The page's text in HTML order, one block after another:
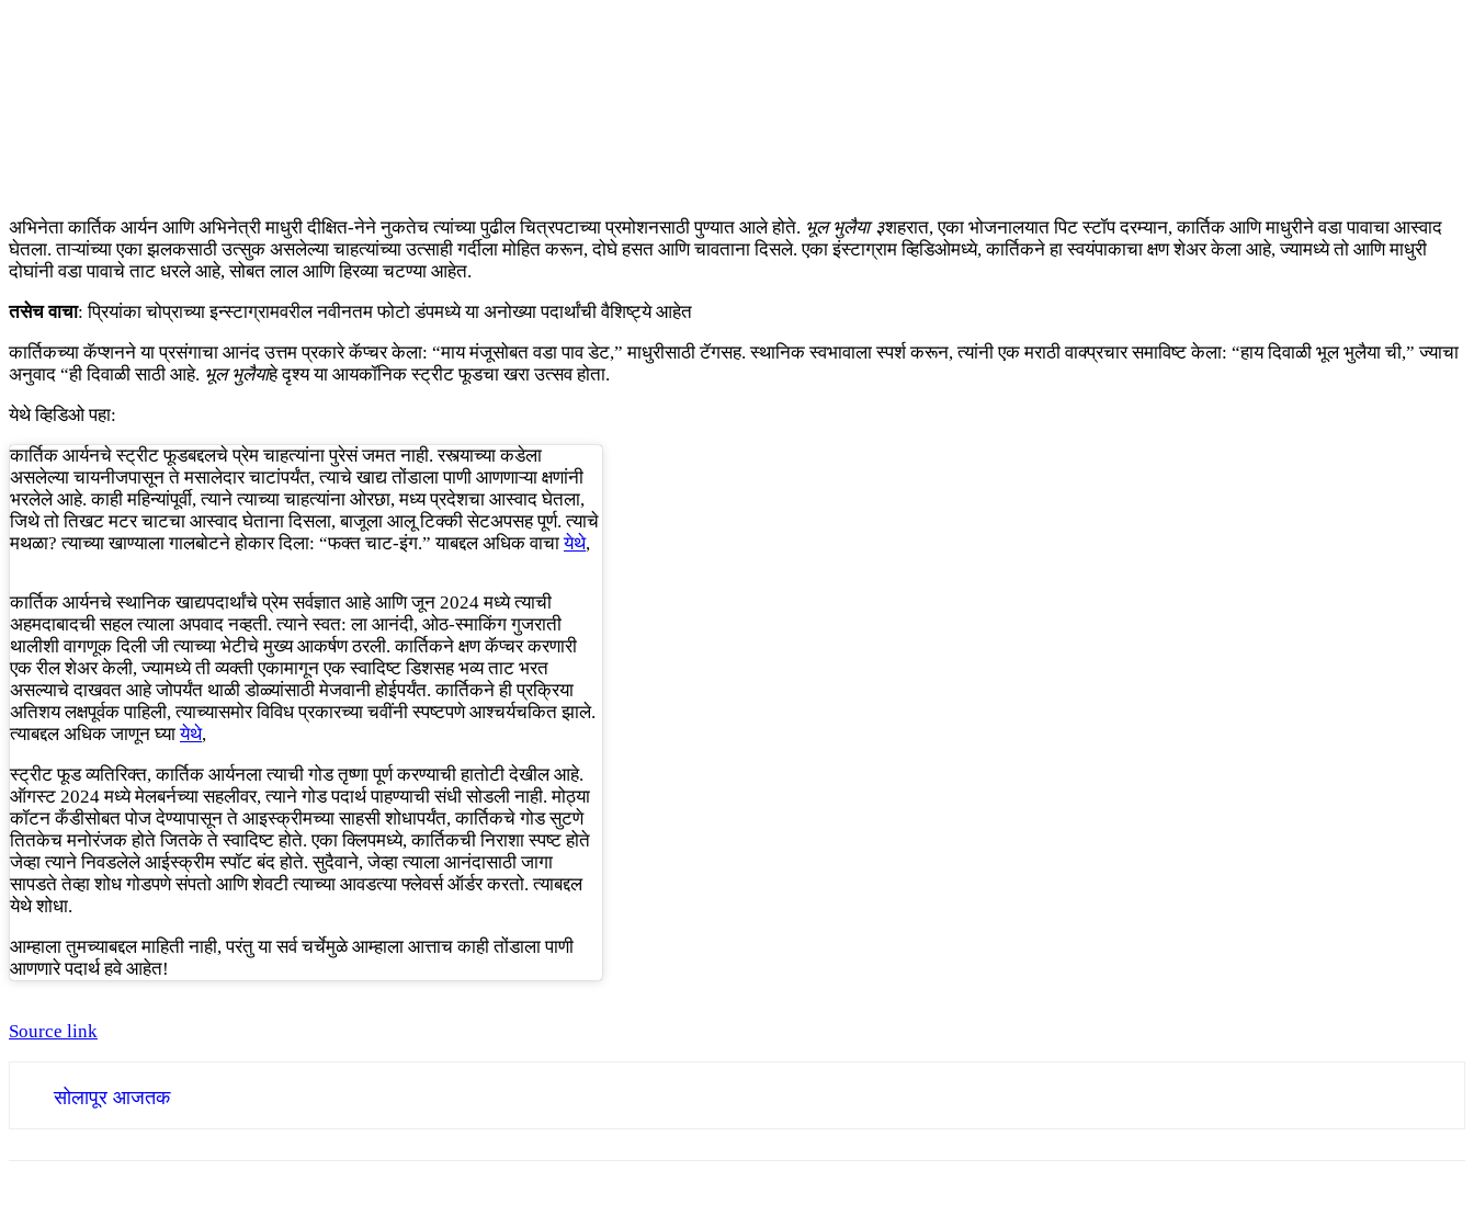
अभिनेता कार्तिक आर्यन आणि अभिनेत्री माधुरी दीक्षित-नेने नुकतेच त्यांच्या पुढील चित्रपटाच्या प्रमोशनसाठी पुण्यात आले होते. भूल भुलैया ३शहरात, एका भोजनालयात पिट स्टॉप दरम्यान, कार्तिक आणि माधुरीने वडा पावाचा आस्वाद
घेतला. ताऱ्यांच्या एका झलकसाठी उत्सुक असलेल्या चाहत्यांच्या उत्साही गर्दीला मोहित करून, दोघे हसत आणि चावताना दिसले. एका इंस्टाग्राम व्हिडिओमध्ये, कार्तिकने हा स्वयंपाकाचा क्षण शेअर केला आहे, ज्यामध्ये तो आणि माधुरी
दोघांनी वडा पावाचे ताट धरले आहे, सोबत लाल आणि हिरव्या चटण्या आहेत.
तसेच वाचा: प्रियांका चोप्राच्या इन्स्टाग्रामवरील नवीनतम फोटो डंपमध्ये या अनोख्या पदार्थांची वैशिष्ट्ये आहेत
कार्तिकच्या कॅप्शनने या प्रसंगाचा आनंद उत्तम प्रकारे कॅप्चर केला: “माय मंजूसोबत वडा पाव डेट,” माधुरीसाठी टॅगसह. स्थानिक स्वभावाला स्पर्श करून, त्यांनी एक मराठी वाक्प्रचार समाविष्ट केला: “हाय दिवाळी भूल भुलैया ची,” ज्याचा
अनुवाद “ही दिवाळी साठी आहे. भूल भुलैयाहे दृश्य या आयकॉनिक स्ट्रीट फूडचा खरा उत्सव होता.
येथे व्हिडिओ पहा:
कार्तिक आर्यनचे स्ट्रीट फूडबद्दलचे प्रेम चाहत्यांना पुरेसं जमत नाही. रस्त्याच्या कडेला
असलेल्या चायनीजपासून ते मसालेदार चाटांपर्यंत, त्याचे खाद्य तोंडाला पाणी आणणाऱ्या क्षणांनी
भरलेले आहे. काही महिन्यांपूर्वी, त्याने त्याच्या चाहत्यांना ओरछा, मध्य प्रदेशचा आस्वाद घेतला,
जिथे तो तिखट मटर चाटचा आस्वाद घेताना दिसला, बाजूला आलू टिक्की सेटअपसह पूर्ण. त्याचे
मथळा? त्याच्या खाण्याला गालबोटने होकार दिला: “फक्त चाट-इंग.” याबद्दल अधिक वाचायेथे,
कार्तिक आर्यनचे स्थानिक खाद्यपदार्थांचे प्रेम सर्वज्ञात आहे आणि जून 2024 मध्ये त्याची
अहमदाबादची सहल त्याला अपवाद नव्हती. त्याने स्वत: ला आनंदी, ओठ-स्माकिंग गुजराती
थालीशी वागणूक दिली जी त्याच्या भेटीचे मुख्य आकर्षण ठरली. कार्तिकने क्षण कॅप्चर करणारी
एक रील शेअर केली, ज्यामध्ये ती व्यक्ती एकामागून एक स्वादिष्ट डिशसह भव्य ताट भरत
असल्याचे दाखवत आहे जोपर्यंत थाळी डोळ्यांसाठी मेजवानी होईपर्यंत. कार्तिकने ही प्रक्रिया
अतिशय लक्षपूर्वक पाहिली, त्याच्यासमोर विविध प्रकारच्या चवींनी स्पष्टपणे आश्चर्यचकित झाले.
त्याबद्दल अधिक जाणून घ्यायेथे,
स्ट्रीट फूड व्यतिरिक्त, कार्तिक आर्यनला त्याची गोड तृष्णा पूर्ण करण्याची हातोटी देखील आहे.
ऑगस्ट 2024 मध्ये मेलबर्नच्या सहलीवर, त्याने गोड पदार्थ पाहण्याची संधी सोडली नाही. मोठ्या
कॉटन कँडीसोबत पोज देण्यापासून ते आइस्क्रीमच्या साहसी शोधापर्यंत, कार्तिकचे गोड सुटणे
तितकेच मनोरंजक होते जितके ते स्वादिष्ट होते. एका क्लिपमध्ये, कार्तिकची निराशा स्पष्ट होते
जेव्हा त्याने निवडलेले आईस्क्रीम स्पॉट बंद होते. सुदैवाने, जेव्हा त्याला आनंदासाठी जागा
सापडते तेव्हा शोध गोडपणे संपतो आणि शेवटी त्याच्या आवडत्या फ्लेवर्स ऑर्डर करतो. त्याबद्दल
येथे शोधा.
आम्हाला तुमच्याबद्दल माहिती नाही, परंतु या सर्व चर्चेमुळे आम्हाला आत्ताच काही तोंडाला पाणी
आणणारे पदार्थ हवे आहेत!
Source link
सोलापूर आजतक